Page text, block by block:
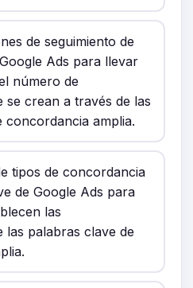
de seguimiento de
Ads para llevar
número de
se crean a través de las
concordancia amplia.
tipos de concordancia
de Google Ads para
las
las palabras clave de